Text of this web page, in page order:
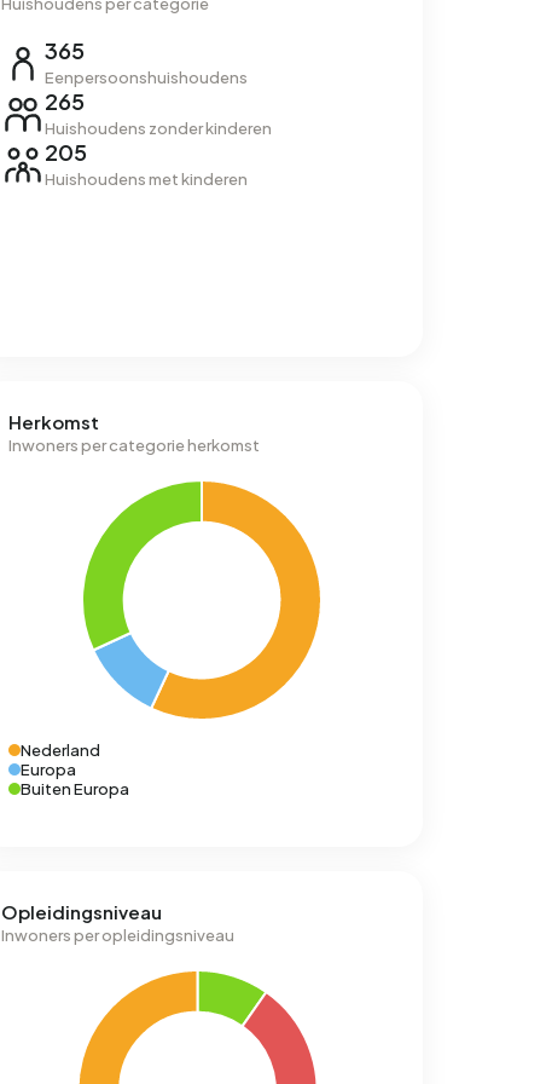
365
Eenpersoonshuishoudens
265
Huishoudens zonder kinderen
205
Huishoudens met kinderen
Herkomst
Inwoners per categorie herkomst
Nederland
Europa
Buiten Europa
Opleidingsniveau
Inwoners per opleidingsniveau